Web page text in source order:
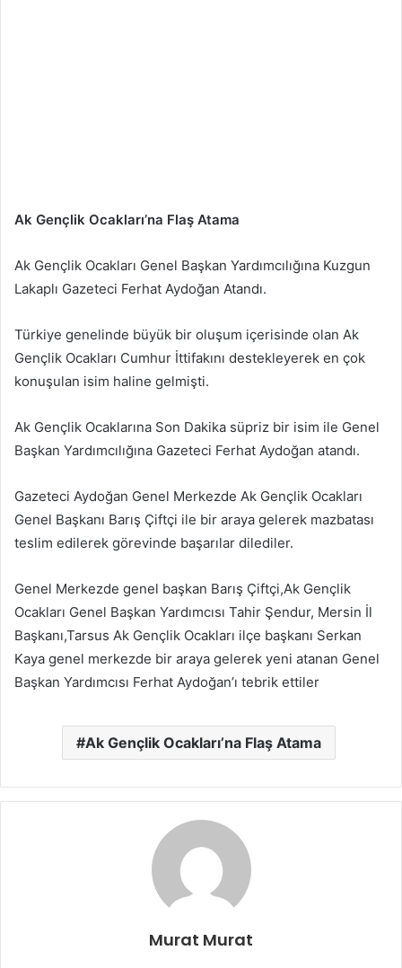
Ak Gençlik Ocakları’na Flaş Atama
Ak Gençlik Ocakları Genel Başkan Yardımcılığına Kuzgun
Lakaplı Gazeteci Ferhat Aydoğan Atandı.
Türkiye genelinde büyük bir oluşum içerisinde olan Ak
Gençlik Ocakları Cumhur İttifakını destekleyerek en çok
konuşulan isim haline gelmişti.
Ak Gençlik Ocaklarına Son Dakika süpriz bir isim ile Genel
Başkan Yardımcılığına Gazeteci Ferhat Aydoğan atandı.
Gazeteci Aydoğan Genel Merkezde Ak Gençlik Ocakları
Genel Başkanı Barış Çiftçi ile bir araya gelerek mazbatası
teslim edilerek görevinde başarılar dilediler.
Genel Merkezde genel başkan Barış Çiftçi,Ak Gençlik
Ocakları Genel Başkan Yardımcısı Tahir Şendur, Mersin İl
Başkanı,Tarsus Ak Gençlik Ocakları ilçe başkanı Serkan
Kaya genel merkezde bir araya gelerek yeni atanan Genel
Başkan Yardımcısı Ferhat Aydoğan’ı tebrik ettiler
Ak Gençlik Ocakları’na Flaş Atama
Murat Murat